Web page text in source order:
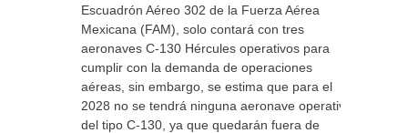
Escuadrón Aéreo 302 de la Fuerza Aérea
Mexicana (FAM), solo contará con tres
aeronaves C-130 Hércules operativos para
cumplir con la demanda de operaciones
aéreas, sin embargo, se estima que para el
2028 no se tendrá ninguna aeronave operativa
del tipo C-130, ya que quedarán fuera de